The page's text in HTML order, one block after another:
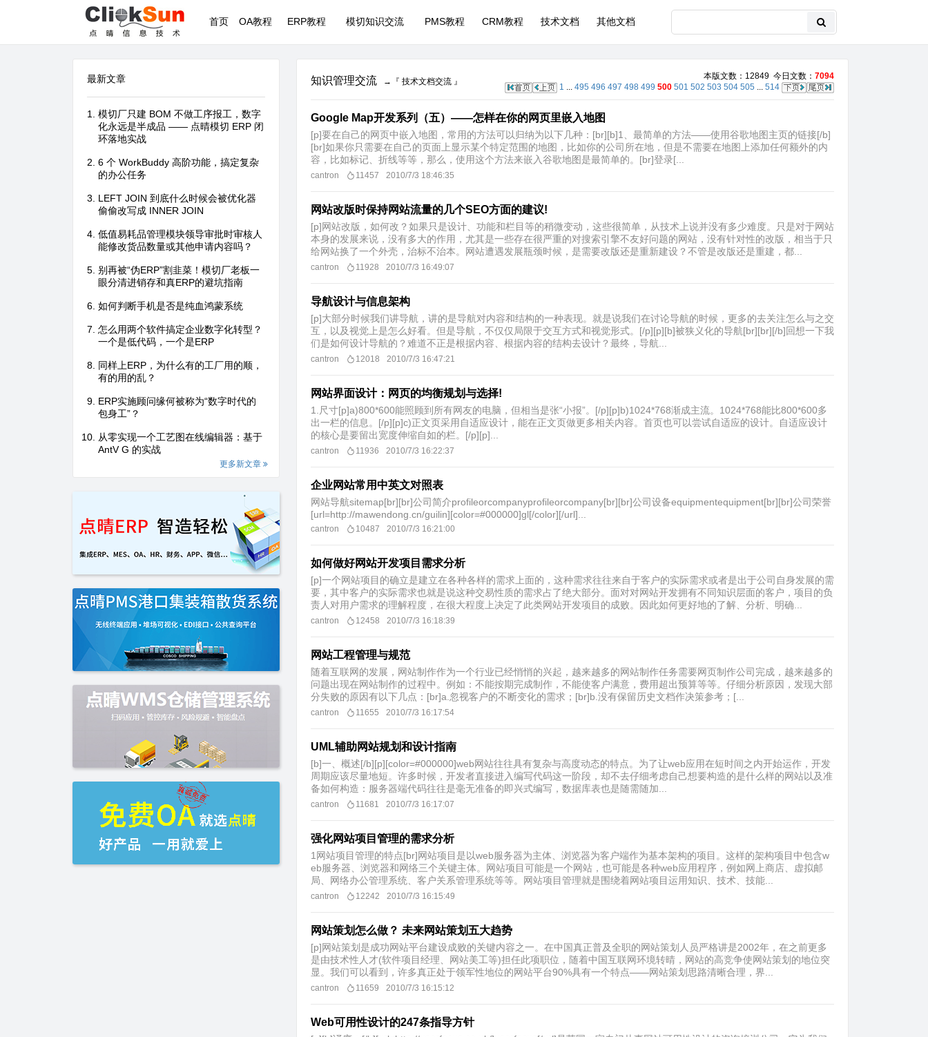
首页 OA教程 ERP教程 模切知识交流 PMS教程 CRM教程 技术文档 其他文档
最新文章
模切厂只建 BOM 不做工序报工，数字
化永远是半成品 —— 点晴模切 ERP 闭
环落地实战
6 个 WorkBuddy 高阶功能，搞定复杂
的办公任务
LEFT JOIN 到底什么时候会被优化器
偷偷改写成 INNER JOIN
低值易耗品管理模块领导审批时审核人
能修改货品数量或其他申请内容吗？
别再被“伪ERP”割韭菜！模切厂老板一
眼分清进销存和真ERP的避坑指南
如何判断手机是否是纯血鸿蒙系统
怎么用两个软件搞定企业数字化转型？
一个是低代码，一个是ERP
同样上ERP，为什么有的工厂用的顺，
有的用的乱？
ERP实施顾问缘何被称为“数字时代的
包身工”？
从零实现一个工艺图在线编辑器：基于
AntV G 的实战
更多新文章
知识管理交流 →『 技术文档交流 』
本版文数：12849 今日文数： 7094
1 ... 495 496 497 498 499 500 501 502 503 504 505 ... 514
Google Map开发系列（五）——怎样在你的网页里嵌入地图
[p]要在自己的网页中嵌入地图，常用的方法可以归纳为以下几种：[br][b]1、最简单的方法——使用谷歌地图主页的链接[/b]
[br]如果你只需要在自己的页面上显示某个特定范围的地图，比如你的公司所在地，但是不需要在地图上添加任何额外的内
容，比如标记、折线等等，那么，使用这个方法来嵌入谷歌地图是最简单的。[br]登录[...
cantron 11457 2010/7/3 18:46:35
网站改版时保持网站流量的几个SEO方面的建议!
[p]网站改版，如何改？如果只是设计、功能和栏目等的稍微变动，这些很简单，从技术上说并没有多少难度。只是对于网站
本身的发展来说，没有多大的作用，尤其是一些存在很严重的对搜索引擎不友好问题的网站，没有针对性的改版，相当于只
给网站换了一个外壳，治标不治本。网站遭遇发展瓶颈时候，是需要改版还是重新建设？不管是改版还是重建，都...
cantron 11928 2010/7/3 16:49:07
导航设计与信息架构
[p]大部分时候我们讲导航，讲的是导航对内容和结构的一种表现。就是说我们在讨论导航的时候，更多的去关注怎么与之交
互，以及视觉上是怎么好看。但是导航，不仅仅局限于交互方式和视觉形式。[/p][p][b]被狭义化的导航[br][br][/b]回想一下我
们是如何设计导航的？难道不正是根据内容、根据内容的结构去设计？最终，导航...
cantron 12018 2010/7/3 16:47:21
网站界面设计：网页的均衡规划与选择!
1.尺寸[p]a)800*600能照顾到所有网友的电脑，但相当是张“小报”。[/p][p]b)1024*768渐成主流。1024*768能比800*600多
出一栏的信息。[/p][p]c)正文页采用自适应设计，能在正文页做更多相关内容。首页也可以尝试自适应的设计。自适应设计
的核心是要留出宽度伸缩自如的栏。[/p][p]...
cantron 11936 2010/7/3 16:22:37
企业网站常用中英文对照表
网站导航sitemap[br][br]公司简介profileorcompanyprofileorcompany[br][br]公司设备equipmentequipment[br][br]公司荣誉
[url=http://mawendong.cn/guilin][color=#000000]gl[/color][/url]...
cantron 10487 2010/7/3 16:21:00
如何做好网站开发项目需求分析
[p]一个网站项目的确立是建立在各种各样的需求上面的，这种需求往往来自于客户的实际需求或者是出于公司自身发展的需
要，其中客户的实际需求也就是说这种交易性质的需求占了绝大部分。面对对网站开发拥有不同知识层面的客户，项目的负
责人对用户需求的理解程度，在很大程度上决定了此类网站开发项目的成败。因此如何更好地的了解、分析、明确...
cantron 12458 2010/7/3 16:18:39
网站工程管理与规范
随着互联网的发展，网站制作作为一个行业已经悄悄的兴起，越来越多的网站制作任务需要网页制作公司完成，越来越多的
问题出现在网站制作的过程中。例如：不能按期完成制作，不能使客户满意，费用超出预算等等。仔细分析原因，发现大部
分失败的原因有以下几点：[br]a.忽视客户的不断变化的需求；[br]b.没有保留历史文档作决策参考；[...
cantron 11655 2010/7/3 16:17:54
UML辅助网站规划和设计指南
[b]一、概述[/b][p][color=#000000]web网站往往具有复杂与高度动态的特点。为了让web应用在短时间之内开始运作，开发
周期应该尽量地短。许多时候，开发者直接进入编写代码这一阶段，却不去仔细考虑自己想要构造的是什么样的网站以及准
备如何构造：服务器端代码往往是毫无准备的即兴式编写，数据库表也是随需随加...
cantron 11681 2010/7/3 16:17:07
强化网站项目管理的需求分析
1网站项目管理的特点[br]网站项目是以web服务器为主体、浏览器为客户端作为基本架构的项目。这样的架构项目中包含w
eb服务器、浏览器和网络三个关键主体。网站项目可能是一个网站，也可能是各种web应用程序，例如网上商店、虚拟邮
局、网络办公管理系统、客户关系管理系统等等。网站项目管理就是围绕着网站项目运用知识、技术、技能...
cantron 12242 2010/7/3 16:15:49
网站策划怎么做？ 未来网站策划五大趋势
[p]网站策划是成功网站平台建设成败的关键内容之一。在中国真正普及全职的网站策划人员严格讲是2002年，在之前更多
是由技术性人才(软件项目经理、网站美工等)担任此项职位，随着中国互联网环境转晴，网站的高竞争使网站策划的地位突
显。我们可以看到，许多真正处于领军性地位的网站平台90%具有一个特点——网站策划思路清晰合理，界...
cantron 11659 2010/7/3 16:15:12
Web可用性设计的247条指导方针